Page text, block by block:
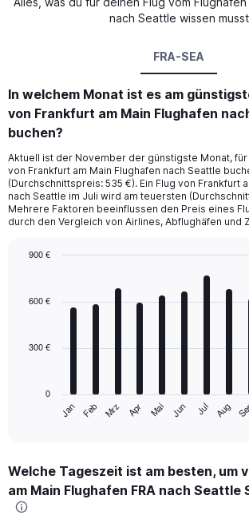
nach Seattle wissen musst
FRA-SEA
In welchem Monat ist es am
von Frankfurt am Main Flughafen
buchen?
Aktuell ist der November der günstigste Monat, für
von Frankfurt am Main Flughafen nach Seattle
(Durchschnittspreis: 535 €). Ein Flug von Frankfurt
nach Seattle im Juli wird am teuersten
Mehrere Faktoren beeinflussen den Preis eines
durch den Vergleich von Airlines, Abflughäfen und
with
The
Range:
12
categories.
Jan Feb Mrz Apr Mai Jun Jul Aug
0
300 €
600 €
900 €
Welche Tageszeit ist am besten, um
am Main Flughafen FRA nach Seattle